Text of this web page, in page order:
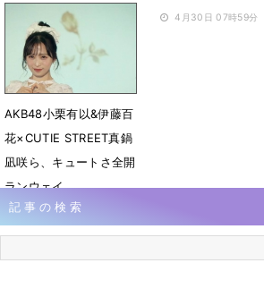
対抗「います！」
4月30日 08時12分
4月30日 07時59分
AKB48小栗有以&伊藤百
花×CUTIE STREET真鍋
凪咲ら、キュートさ全開
ランウェイ
4月20日 07時38分
記事の検索